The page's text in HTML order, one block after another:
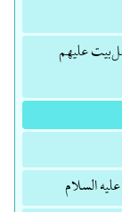
علیهم
السلام